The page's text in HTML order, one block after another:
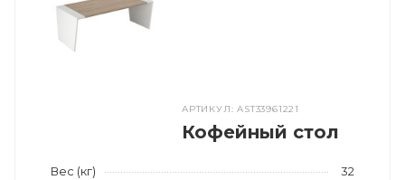
АРТИКУЛ: AST33961221
Кофейный стол
Вес (кг)
32